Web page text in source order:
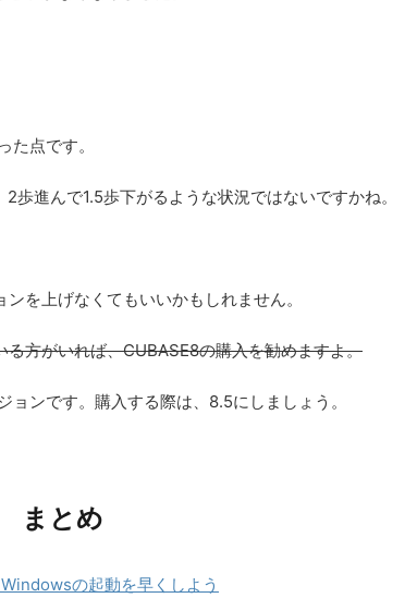
た点です。
歩進んで1.5歩下がるような状況ではないですかね。
を上げなくてもいいかもしれません。
方がいれば、CUBASE8の購入を勧めますよ。
ンです。購入する際は、8.5にしましょう。
まとめ
の起動を早くしよう